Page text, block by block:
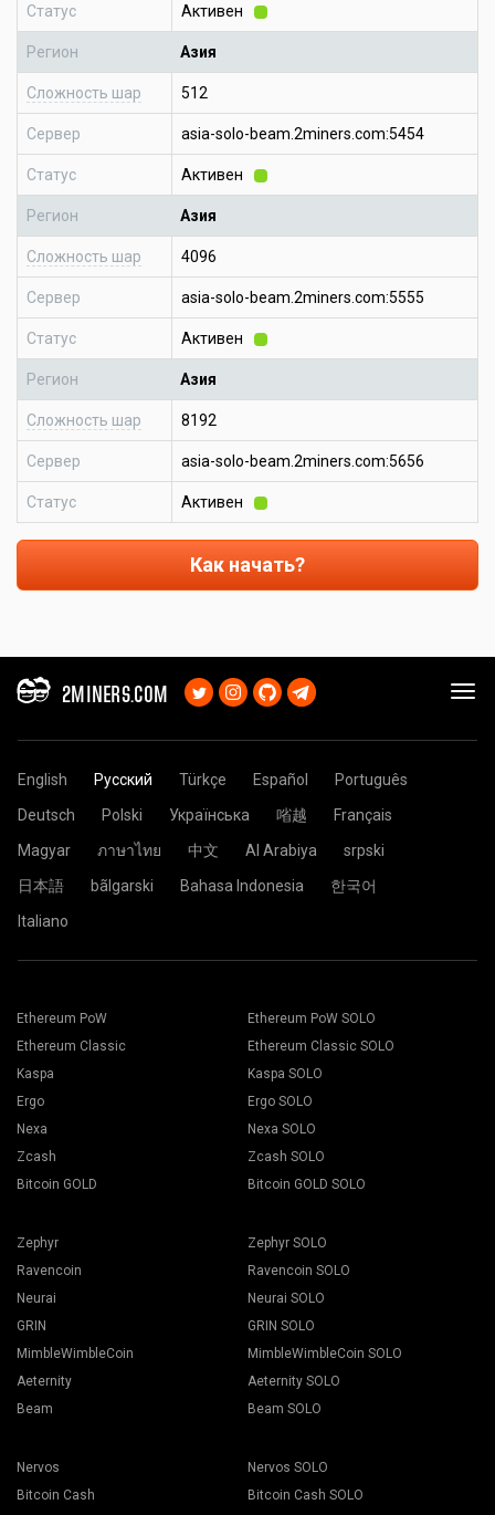
Статус Активен
Регион Азия
Сложность шар 512
Сервер asia-solo-beam.2miners.com:5454
Статус Активен
Регион Азия
Сложность шар 4096
Сервер asia-solo-beam.2miners.com:5555
Статус Активен
Регион Азия
Сложность шар 8192
Сервер asia-solo-beam.2miners.com:5656
Статус Активен
Как начать?
2MINERS.COM
English Русский Türkçe Español
Português
Deutsch
Polski Українська 㗂越
Français
Magyar
ภาษาไทย 中文 Al Arabiya
srpski
日本語
bãlgarski Bahasa Indonesia
한국어
Italiano
Ethereum PoW
Ethereum Classic
Kaspa
Ergo
Nexa
Zcash
Bitcoin GOLD
Ethereum PoW SOLO
Ethereum Classic SOLO
Kaspa SOLO
Ergo SOLO
Nexa SOLO
Zcash SOLO
Bitcoin GOLD SOLO
Zephyr
Ravencoin
Neurai
GRIN
MimbleWimbleCoin
Aeternity
Beam
Zephyr SOLO
Ravencoin SOLO
Neurai SOLO
GRIN SOLO
MimbleWimbleCoin SOLO
Aeternity SOLO
Beam SOLO
Nervos
Bitcoin Cash
Nervos SOLO
Bitcoin Cash SOLO